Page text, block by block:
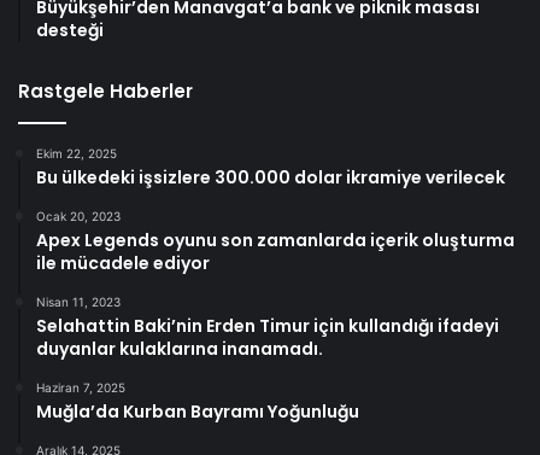
Büyükşehir’den Manavgat’a bank ve piknik masası
desteği
Rastgele Haberler
Ekim 22, 2025
Bu ülkedeki işsizlere 300.000 dolar ikramiye verilecek
Ocak 20, 2023
Apex Legends oyunu son zamanlarda içerik oluşturma
ile mücadele ediyor
Nisan 11, 2023
Selahattin Baki’nin Erden Timur için kullandığı ifadeyi
duyanlar kulaklarına inanamadı.
Haziran 7, 2025
Muğla’da Kurban Bayramı Yoğunluğu
Aralık 14, 2025